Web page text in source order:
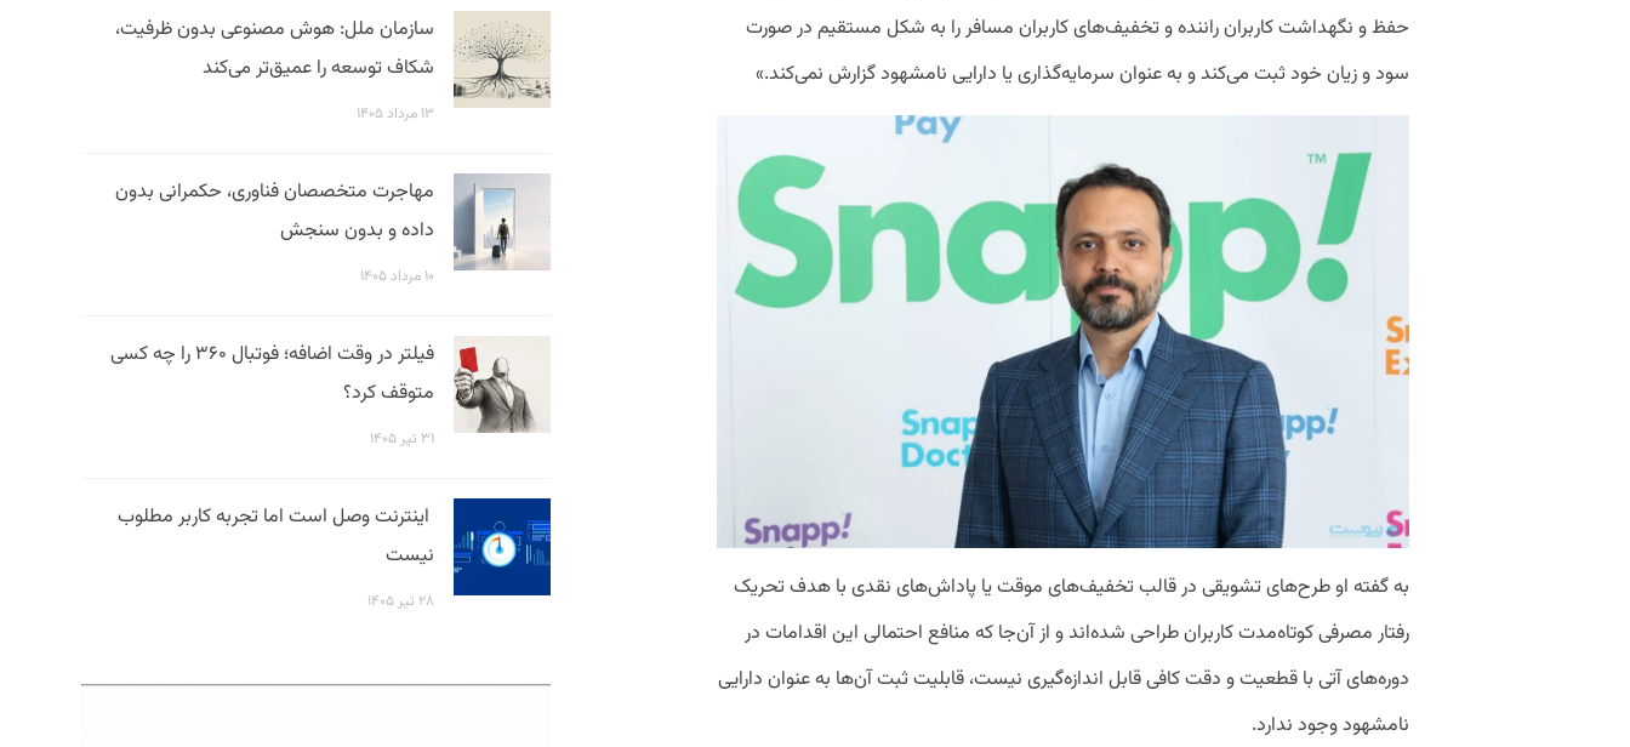
حفظ و نگهداشت کاربران راننده و تخفیف‌های کاربران مسافر را به شکل مستقیم در صورت
سود و زیان خود ثبت می‌کند و به عنوان سرمایه‌گذاری یا دارایی نامشهود گزارش نمی‌کند.»
به گفته او طرح‌های تشویقی در قالب تخفیف‌های موقت یا پاداش‌های نقدی با هدف تحریک
رفتار مصرفی کوتاه‌مدت کاربران طراحی شده‌اند و از آن‌جا که منافع احتمالی این اقدامات در
دوره‌های آتی با قطعیت و دقت کافی قابل اندازه‌گیری نیست، قابلیت ثبت آن‌ها به عنوان دارایی
نامشهود وجود ندارد.
سازمان ملل: هوش مصنوعی بدون ظرفیت،
شکاف توسعه را عمیق‌تر می‌کند
۱۳ مرداد ۱۴۰۵
مهاجرت متخصصان فناوری، حکمرانی بدون
داده و بدون سنجش
۱۰ مرداد ۱۴۰۵
فیلتر در وقت اضافه؛ فوتبال ۳۶۰ را چه کسی
متوقف کرد؟
۳۱ تیر ۱۴۰۵
اینترنت وصل است اما تجربه کاربر مطلوب
نیست
۲۸ تیر ۱۴۰۵